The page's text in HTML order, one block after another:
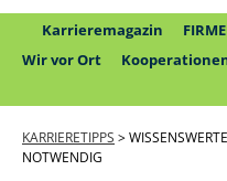
Karrieremagazin
Wir vor Ort
KARRIERETIPPS >
NOTWENDIG